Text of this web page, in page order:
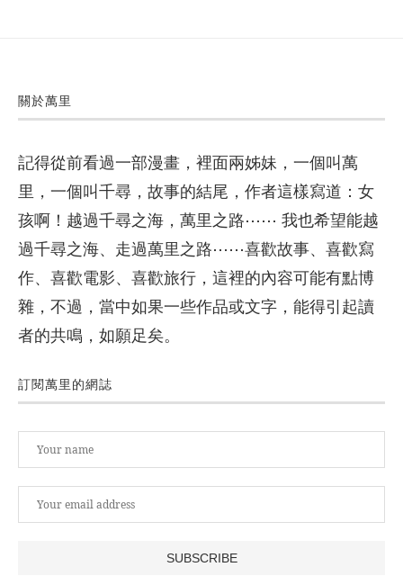
關於萬里
記得從前看過一部漫畫，裡面兩姊妹，一個叫萬
里，一個叫千尋，故事的結尾，作者這樣寫道：女
孩啊！越過千尋之海，萬里之路⋯⋯ 我也希望能越
過千尋之海、走過萬里之路⋯⋯喜歡故事、喜歡寫
作、喜歡電影、喜歡旅行，這裡的內容可能有點博
雜，不過，當中如果一些作品或文字，能得引起讀
者的共鳴，如願足矣。
訂閱萬里的網誌